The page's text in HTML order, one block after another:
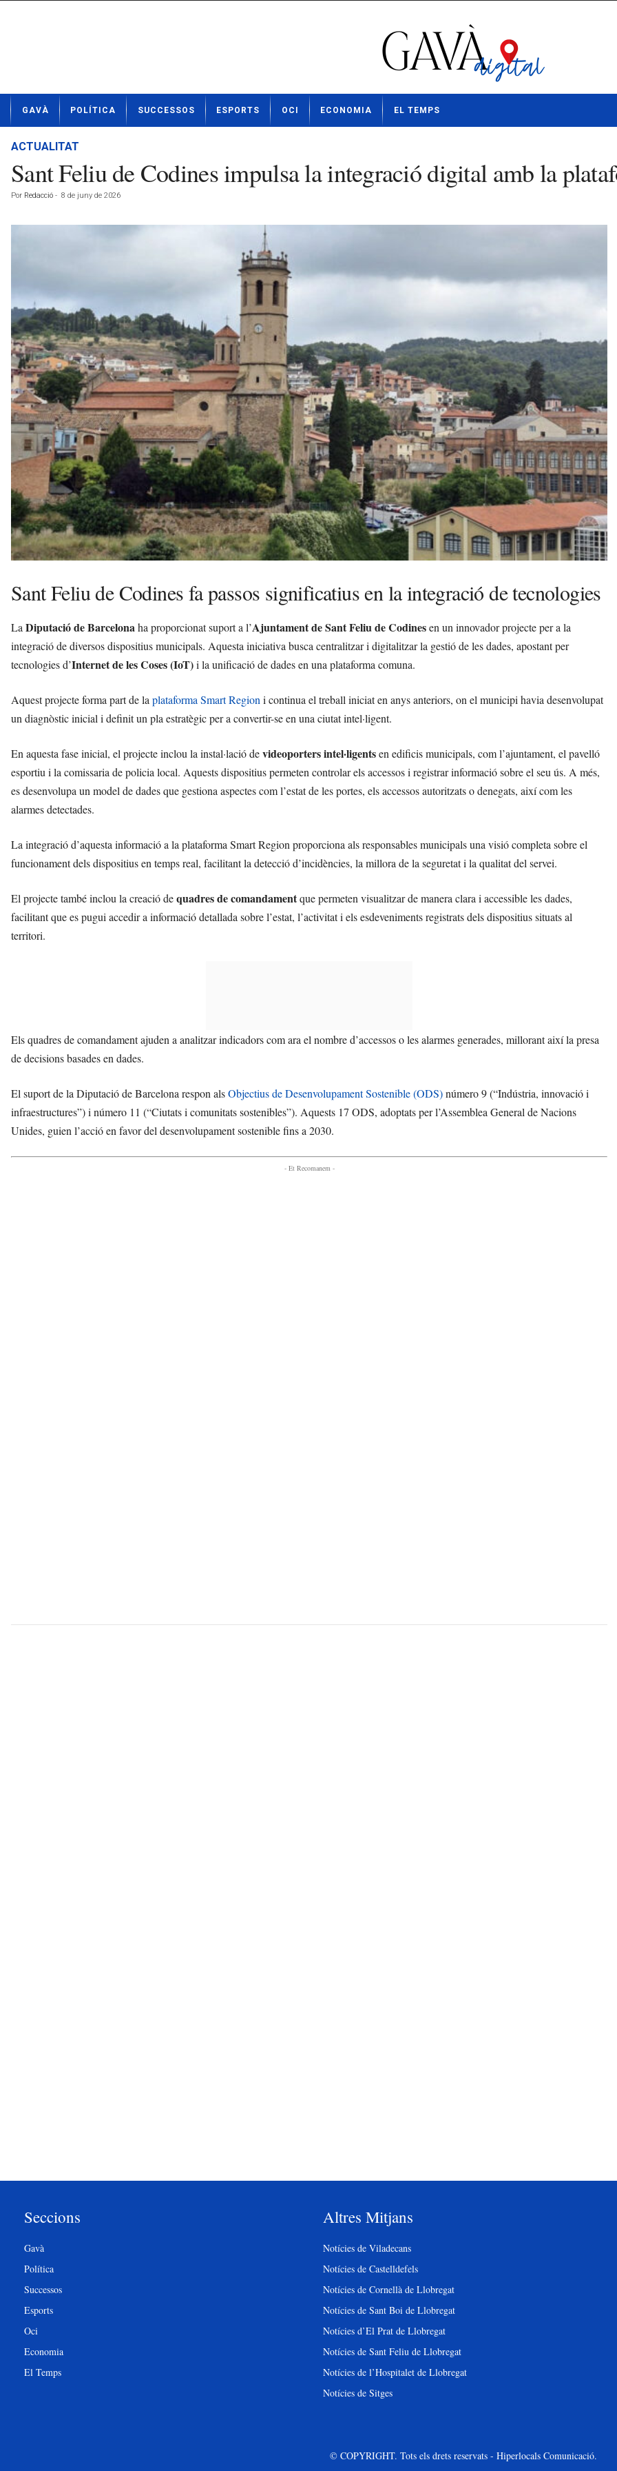
t
GAVÀ POLÍTICA SUCCESSOS ESPORTS OCI ECONOMIA EL TEMPS
ACTUALITAT
Sant Feliu de Codines impulsa la integració digital amb la
Por Redacció - 8 de juny de 2026
Sant Feliu de Codines fa passos significatius en la integració de tecnologies
LaDiputació de Barcelonaha proporcionat suport a l’Ajuntament de Sant Feliu de Codinesen un innovador projecte per a la
integració de diversos dispositius municipals. Aquesta iniciativa busca centralitzar i digitalitzar la gestió de les dades, apostant per
tecnologies d’Internet de les Coses (IoT)i la unificació de dades en una plataforma comuna.
Aquest projecte forma part de laplataforma Smart Regioni continua el treball iniciat en anys anteriors, on el municipi havia desenvolupat
un diagnòstic inicial i definit un pla estratègic per a convertir-se en una ciutat intel·ligent.
En aquesta fase inicial, el projecte inclou la instal·lació devideoporters intel·ligentsen edificis municipals, com l’ajuntament, el pavelló
esportiu i la comissaria de policia local. Aquests dispositius permeten controlar els accessos i registrar informació sobre el seu ús. A més,
es desenvolupa un model de dades que gestiona aspectes com l’estat de les portes, els accessos autoritzats o denegats, així com les
alarmes detectades.
La integració d’aquesta informació a la plataforma Smart Region proporciona als responsables municipals una visió completa sobre el
funcionament dels dispositius en temps real, facilitant la detecció d’incidències, la millora de la seguretat i la qualitat del servei.
El projecte també inclou la creació dequadres de comandamentque permeten visualitzar de manera clara i accessible les dades,
facilitant que es pugui accedir a informació detallada sobre l’estat, l’activitat i els esdeveniments registrats dels dispositius situats al
territori.
Els quadres de comandament ajuden a analitzar indicadors com ara el nombre d’accessos o les alarmes generades, millorant així la presa
de decisions basades en dades.
El suport de la Diputació de Barcelona respon alsObjectius de Desenvolupament Sostenible (ODS)número 9 (“Indústria, innovació i
infraestructures”) i número 11 (“Ciutats i comunitats sostenibles”). Aquests 17 ODS, adoptats per l’Assemblea General de Nacions
Unides, guien l’acció en favor del desenvolupament sostenible fins a 2030.
- Et Recomanem -
Seccions
Gavà
Política
Successos
Esports
Oci
Economia
El Temps
Altres Mitjans
Notícies de Viladecans
Notícies de Castelldefels
Notícies de Cornellà de Llobregat
Notícies de Sant Boi de Llobregat
Notícies d’El Prat de Llobregat
Notícies de Sant Feliu de Llobregat
Notícies de l’Hospitalet de Llobregat
Notícies de Sitges
© COPYRIGHT. Tots els drets reservats - Hiperlocals Comunicació.